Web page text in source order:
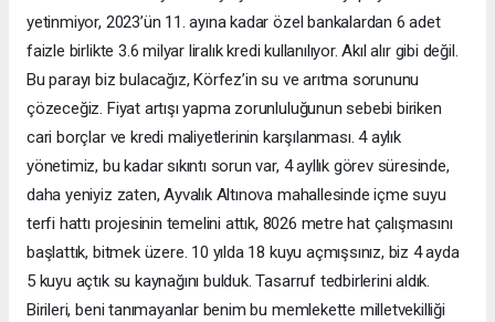
yetinmiyor, 2023’ün 11. ayına kadar özel bankalardan 6 adet
faizle birlikte 3.6 milyar liralık kredi kullanılıyor. Akıl alır gibi değil.
Bu parayı biz bulacağız, Körfez’in su ve arıtma sorununu
çözeceğiz. Fiyat artışı yapma zorunluluğunun sebebi biriken
cari borçlar ve kredi maliyetlerinin karşılanması. 4 aylık
yönetimiz, bu kadar sıkıntı sorun var, 4 ayllık görev süresinde,
daha yeniyiz zaten, Ayvalık Altınova mahallesinde içme suyu
terfi hattı projesinin temelini attık, 8026 metre hat çalışmasını
başlattık, bitmek üzere. 10 yılda 18 kuyu açmışsınız, biz 4 ayda
5 kuyu açtık su kaynağını bulduk. Tasarruf tedbirlerini aldık.
Birileri, beni tanımayanlar benim bu memlekette milletvekilliği